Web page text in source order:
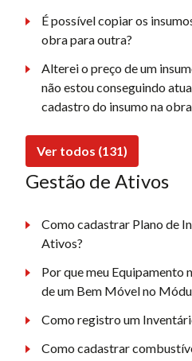
É possível copiar os
obra para outra?
Alterei o preço de um
não estou conseguindo
cadastro do insumo na
Ver todos (131)
Gestão de Ativos
Como cadastrar Plano de
Ativos?
Por que meu Equipamento
de um Bem Móvel no
Como registro um
Como cadastrar